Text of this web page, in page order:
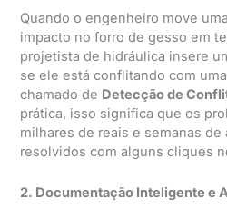
Quando o engenheiro move
impacto no forro de gesso em
projetista de hidráulica insere
se ele está conflitando com
chamado de Detecção de
prática, isso significa que os
milhares de reais e semanas de
resolvidos com alguns cliques
2. Documentação Inteligente e